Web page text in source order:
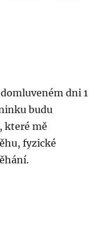
dni 1
budu
které mě
fyzické